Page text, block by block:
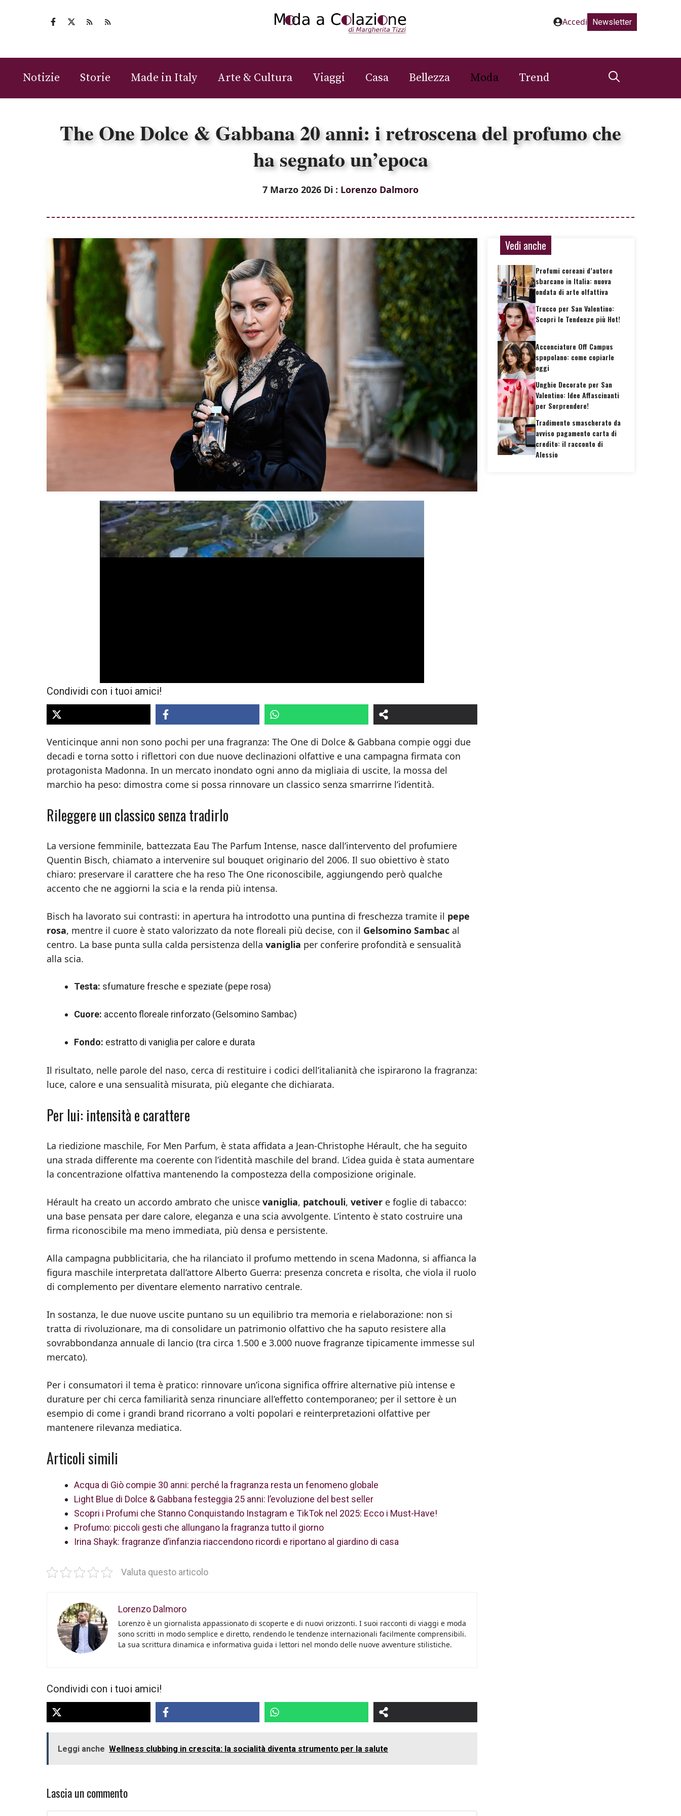
Accedi Newsletter
Notizie Storie Made in Italy Arte & Cultura Viaggi Casa Bellezza Moda Trend
The One Dolce & Gabbana 20 anni: i retroscena del profumo che
ha segnato un’epoca
7 Marzo 2026 Di : Lorenzo Dalmoro
Condividi con i tuoi amici!
Venticinque anni non sono pochi per una fragranza: The One di Dolce & Gabbana compie oggi due
decadi e torna sotto i riflettori con due nuove declinazioni olfattive e una campagna firmata con
protagonista Madonna. In un mercato inondato ogni anno da migliaia di uscite, la mossa del
marchio ha peso: dimostra come si possa rinnovare un classico senza smarrirne l’identità.
Rileggere un classico senza tradirlo
La versione femminile, battezzata Eau The Parfum Intense, nasce dall’intervento del profumiere
Quentin Bisch, chiamato a intervenire sul bouquet originario del 2006. Il suo obiettivo è stato
chiaro: preservare il carattere che ha reso The One riconoscibile, aggiungendo però qualche
accento che ne aggiorni la scia e la renda più intensa.
Bisch ha lavorato sui contrasti: in apertura ha introdotto una puntina di freschezza tramite il pepe
rosa, mentre il cuore è stato valorizzato da note floreali più decise, con il Gelsomino Sambac al
centro. La base punta sulla calda persistenza della vaniglia per conferire profondità e sensualità
alla scia.
Testa: sfumature fresche e speziate (pepe rosa)
Cuore: accento floreale rinforzato (Gelsomino Sambac)
Fondo: estratto di vaniglia per calore e durata
Il risultato, nelle parole del naso, cerca di restituire i codici dell’italianità che ispirarono la fragranza:
luce, calore e una sensualità misurata, più elegante che dichiarata.
Per lui: intensità e carattere
La riedizione maschile, For Men Parfum, è stata affidata a Jean‑Christophe Hérault, che ha seguito
una strada differente ma coerente con l’identità maschile del brand. L’idea guida è stata aumentare
la concentrazione olfattiva mantenendo la compostezza della composizione originale.
Hérault ha creato un accordo ambrato che unisce vaniglia, patchouli, vetiver e foglie di tabacco:
una base pensata per dare calore, eleganza e una scia avvolgente. L’intento è stato costruire una
firma riconoscibile ma meno immediata, più densa e persistente.
Alla campagna pubblicitaria, che ha rilanciato il profumo mettendo in scena Madonna, si affianca la
figura maschile interpretata dall’attore Alberto Guerra: presenza concreta e risolta, che viola il ruolo
di complemento per diventare elemento narrativo centrale.
In sostanza, le due nuove uscite puntano su un equilibrio tra memoria e rielaborazione: non si
tratta di rivoluzionare, ma di consolidare un patrimonio olfattivo che ha saputo resistere alla
sovrabbondanza annuale di lancio (tra circa 1.500 e 3.000 nuove fragranze tipicamente immesse sul
mercato).
Per i consumatori il tema è pratico: rinnovare un’icona significa offrire alternative più intense e
durature per chi cerca familiarità senza rinunciare all’effetto contemporaneo; per il settore è un
esempio di come i grandi brand ricorrano a volti popolari e reinterpretazioni olfattive per
mantenere rilevanza mediatica.
Articoli simili
Acqua di Giò compie 30 anni: perché la fragranza resta un fenomeno globale
Light Blue di Dolce & Gabbana festeggia 25 anni: l’evoluzione del best seller
Scopri i Profumi che Stanno Conquistando Instagram e TikTok nel 2025: Ecco i Must-Have!
Profumo: piccoli gesti che allungano la fragranza tutto il giorno
Irina Shayk: fragranze d’infanzia riaccendono ricordi e riportano al giardino di casa
Valuta questo articolo
Lorenzo Dalmoro
Lorenzo è un giornalista appassionato di scoperte e di nuovi orizzonti. I suoi racconti di viaggi e moda
sono scritti in modo semplice e diretto, rendendo le tendenze internazionali facilmente comprensibili.
La sua scrittura dinamica e informativa guida i lettori nel mondo delle nuove avventure stilistiche.
Condividi con i tuoi amici!
Leggi anche Wellness clubbing in crescita: la socialità diventa strumento per la salute
Lascia un commento
Vedi anche
Profumi coreani d’autore
sbarcano in Italia: nuova
ondata di arte olfattiva
Trucco per San Valentino:
Scopri le Tendenze più Hot!
Acconciature Off Campus
spopolano: come copiarle
oggi
Unghie Decorate per San
Valentino: Idee Affascinanti
per Sorprendere!
Tradimento smascherato da
avviso pagamento carta di
credito: il racconto di
Alessio